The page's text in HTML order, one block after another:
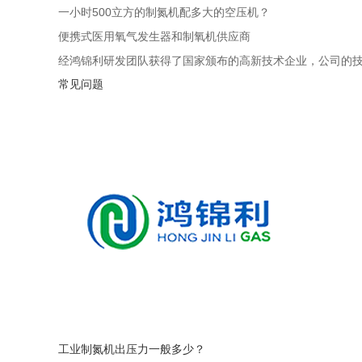
一小时500立方的制氮机配多大的空压机？
便携式医用氧气发生器和制氧机供应商
经鸿锦利研发团队获得了国家颁布的高新技术企业，公司的
常见问题
工业制氮机出压力一般多少？